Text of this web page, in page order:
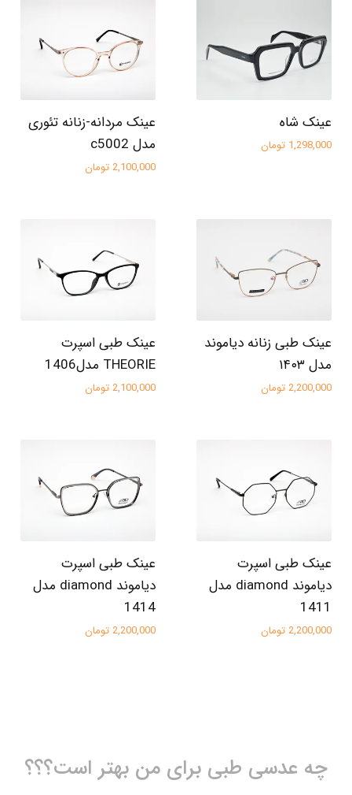
عینک شاه
1,298,000 تومان
عینک مردانه-زنانه تئوری
مدل c5002
2,100,000 تومان
عینک طبی زنانه دیاموند
مدل ۱۴۰۳
2,200,000 تومان
عینک طبی اسپرت
THEORIE مدل1406
2,100,000 تومان
عینک طبی اسپرت
دیاموند diamond مدل
1411
2,200,000 تومان
عینک طبی اسپرت
دیاموند diamond مدل
1414
2,200,000 تومان
چه عدسی طبی برای من بهتر است؟؟؟